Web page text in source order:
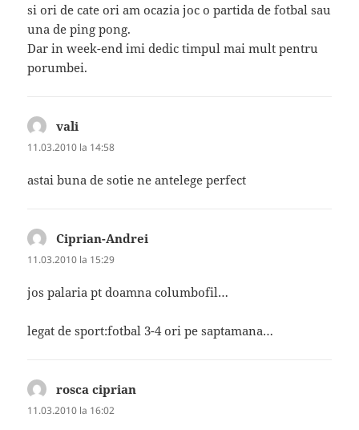
si ori de cate ori am ocazia joc o partida de fotbal sau
una de ping pong.
Dar in week-end imi dedic timpul mai mult pentru
porumbei.
vali
11.03.2010 la 14:58
astai buna de sotie ne antelege perfect
Ciprian-Andrei
11.03.2010 la 15:29
jos palaria pt doamna columbofil…
legat de sport:fotbal 3-4 ori pe saptamana…
rosca ciprian
11.03.2010 la 16:02